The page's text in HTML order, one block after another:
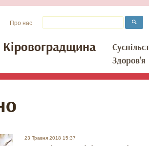
Кіровоградщина
Здоров’я
Про нас
23 Травня 2018 15:37